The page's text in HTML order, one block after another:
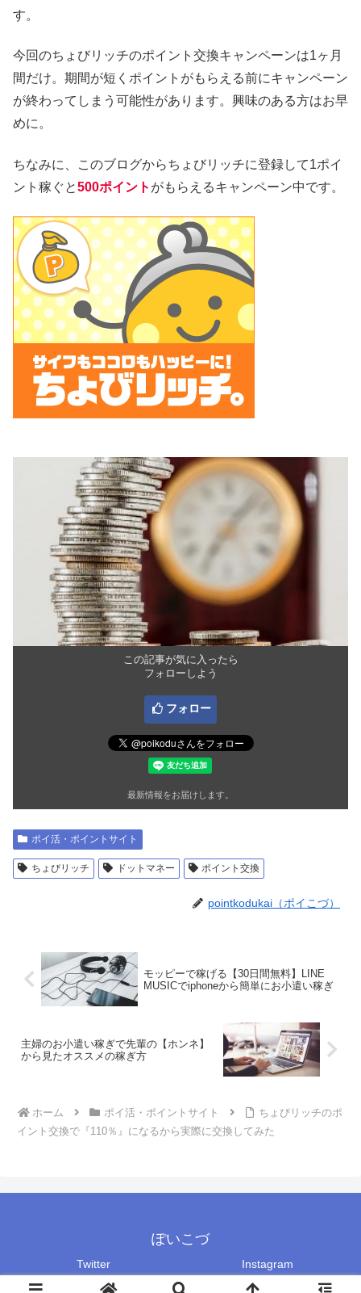
す。
今回のちょびリッチのポイント交換キャンペーンは1ヶ月
間だけ。期間が短くポイントがもらえる前にキャンペーン
が終わってしまう可能性があります。興味のある方はお早
めに。
ちなみに、このブログからちょびリッチに登録して1ポイ
ント稼ぐと500ポイント がもらえるキャンペーン中です。
この記事が気に入ったら
フォローしよう
フォロー
最新情報をお届けします。
ポイ活・ポイントサイト
ちょびリッチ ドットマネー ポイント交換
pointkodukai（ポイこづ）
モッピーで稼げる【30日間無料】LINE
MUSICでiphoneから簡単にお小遣い稼ぎ
主婦のお小遣い稼ぎで先輩の【ホンネ】
から見たオススメの稼ぎ方
ホーム ポイ活・ポイントサイト
ちょびリッチのポ
イント交換で『110％』になるから実際に交換してみた
ぽいこづ
Twitter Instagram